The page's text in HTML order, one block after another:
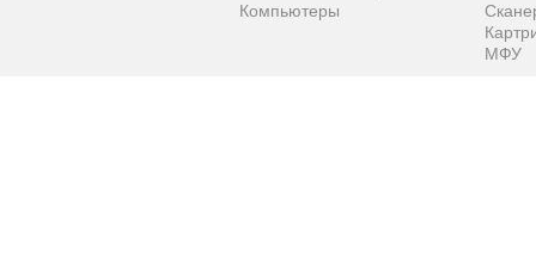
Компьютеры
МФУ